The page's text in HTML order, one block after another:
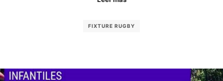
FIXTURE RUGBY